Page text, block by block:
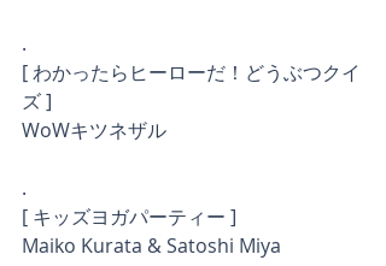
.
[ わかったらヒーローだ！どうぶつクイ
ズ ]
WoWキツネザル
.
[ キッズヨガパーティー ]
Maiko Kurata & Satoshi Miya